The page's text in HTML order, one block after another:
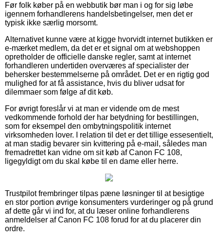
Før folk køber på en webbutik bør man i og for sig løbe
igennem forhandlerens handelsbetingelser, men det er
typisk ikke særlig morsomt.
Alternativet kunne være at kigge hvorvidt internet butikken er
e-mærket medlem, da det er et signal om at webshoppen
opretholder de officielle danske regler, samt at internet
forhandleren undertiden overværes af specialister der
behersker bestemmelserne på området. Det er en rigtig god
mulighed for at få assistance, hvis du bliver udsat for
dilemmaer som følge af dit køb.
For øvrigt foreslår vi at man er vidende om de mest
vedkommende forhold der har betydning for bestillingen,
som for eksempel den ombytningspolitik internet
virksomheden lover. I relation til det er det tillige essesentielt,
at man stadig bevarer sin kvittering på e-mail, således man
fremadrettet kan vidne om sit køb af Canon FC 108,
ligegyldigt om du skal købe til en dame eller herre.
Trustpilot frembringer tilpas pæne løsninger til at besigtige
en stor portion øvrige konsumenters vurderinger og på grund
af dette går vi ind for, at du læser online forhandlerens
anmeldelser af Canon FC 108 forud for at du placerer din
ordre.